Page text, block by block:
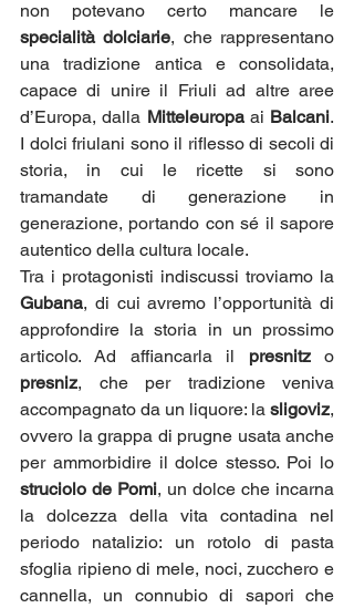
specialità dolciarie, che rappresentano
una tradizione antica e consolidata,
capace di unire il Friuli ad altre aree
d’Europa, dalla Mitteleuropa ai Balcani.
I dolci friulani sono il riflesso di secoli di
storia, in cui le ricette si sono
tramandate di generazione in
generazione, portando con sé il sapore
autentico della cultura locale.
Gubana, di cui avremo l’opportunità di
approfondire la storia in un prossimo
articolo. Ad affiancarla il presnitz
presniz, che per tradizione veniva
accompagnato da un liquore: la sligoviz,
ovvero la grappa di prugne usata anche
struciolo de Pomi, un dolce che incarna
la dolcezza della vita contadina nel
periodo natalizio: un rotolo di pasta
sfoglia ripieno di mele, noci, zucchero e
cannella, un connubio di sapori che